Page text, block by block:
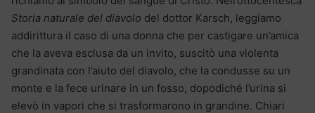
Storia naturale del diavolo del dottor Karsch, leggiamo
addirittura il caso di una donna che per castigare un’amica
che la aveva esclusa da un invito, suscitò una violenta
grandinata con l’aiuto del diavolo, che la condusse su un
monte e la fece urinare in un fosso, dopodiché l’urina si
elevò in vapori che si trasformarono in grandine. Chiari